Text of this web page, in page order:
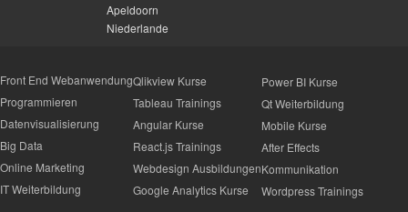
Apeldoorn
Niederlande
Front End Webanwendung
Programmieren
Datenvisualisierung
Big Data
Online Marketing
IT Weiterbildung
Qlikview Kurse
Tableau Trainings
Angular Kurse
React.js Trainings
Webdesign Ausbildungen
Google Analytics Kurse
Power BI Kurse
Qt Weiterbildung
Mobile Kurse
After Effects
Kommunikation
Wordpress Trainings